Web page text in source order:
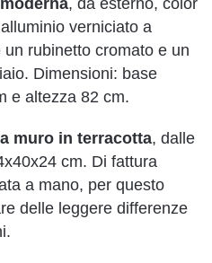
, da esterno, color
verniciato a
rubinetto cromato e un
Dimensioni: base
e altezza 82 cm.
muro in terracotta, dalle
cm. Di fattura
a mano, per questo
delle leggere differenze